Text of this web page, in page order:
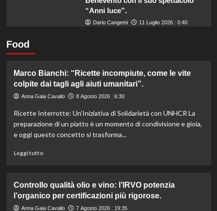
“Anni luce”.
Dario Cangemi 11 Luglio 2026 : 0:40
Food
Marco Bianchi: “Ricette incompiute, come le vite
colpite dai tagli agli aiuti umanitari”.
Anna Gaia Cavallo 8 Agosto 2026 : 6:30
Ricette Interrotte: Un’Iniziativa di Solidarietà con UNHCR La
preparazione di un piatto è un momento di condivisione e gioia,
e oggi questo concetto si trasforma...
Leggi tuttoLeggi
Marco
Bianchi:
“Ricette
Controllo qualità olio e vino: l’IRVO potenzia
l’organico per certificazioni più rigorose.
Anna Gaia Cavallo 7 Agosto 2026 : 19:35